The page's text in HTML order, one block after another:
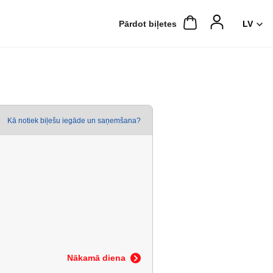
Pārdot biļetes
Kā notiek biļešu iegāde un saņemšana?
Nākamā diena